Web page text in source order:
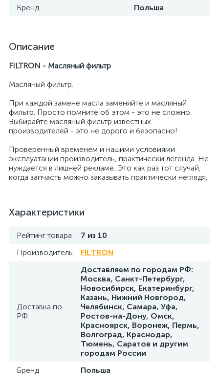
Бренд
Польша
Описание
FILTRON - Масляный фильтр
Масляный фильтр.
При каждой замене масла заменяйте и масляный
фильтр. Просто помните об этом - это не сложно.
Выбирайте масляный фильтр известных
производителей - это не дорого и безопасно!
Проверенный временем и нашими условиями
эксплуатации производитель, практически легенда. Не
нуждается в лишней рекламе. Это как раз тот случай,
когда запчасть можно заказывать практически неглядя.
Характеристики
Рейтинг товара
7 из 10
Производитель
FILTRON
Доставка по
РФ
Доставляем по городам РФ:
Москва, Санкт-Петербург,
Новосибирск, Екатеринбург,
Казань, Нижний Новгород,
Челябинск, Самара, Уфа,
Ростов-на-Дону, Омск,
Красноярск, Воронеж, Пермь,
Волгоград, Краснодар,
Тюмень, Саратов и другим
городам России
Бренд
Польша